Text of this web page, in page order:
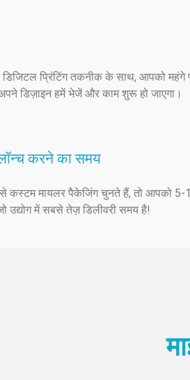
प्रिंटिंग तकनीक के साथ, आपको
डिज़ाइन हमें भेजें और काम शुरू हो जाएगा।
करने का समय
मायलर पैकेजिंग चुनते हैं, तो आपको 5-
उद्योग में सबसे तेज़ डिलीवरी समय है!